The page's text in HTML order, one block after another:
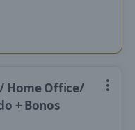
Home Office/
+ Bonos